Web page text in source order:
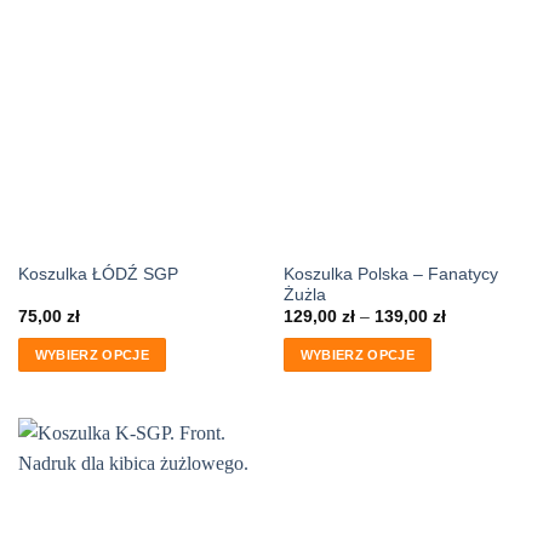
Koszulka ŁÓDŹ SGP
75,00 zł
WYBIERZ OPCJE
Koszulka Polska – Fanatycy
Żużla
129,00 zł– 139,00 zł
WYBIERZ OPCJE